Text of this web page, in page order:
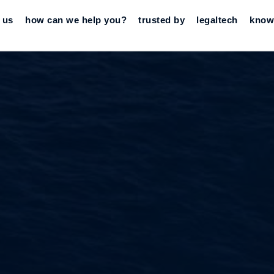
us how can we help you? trusted by legaltech